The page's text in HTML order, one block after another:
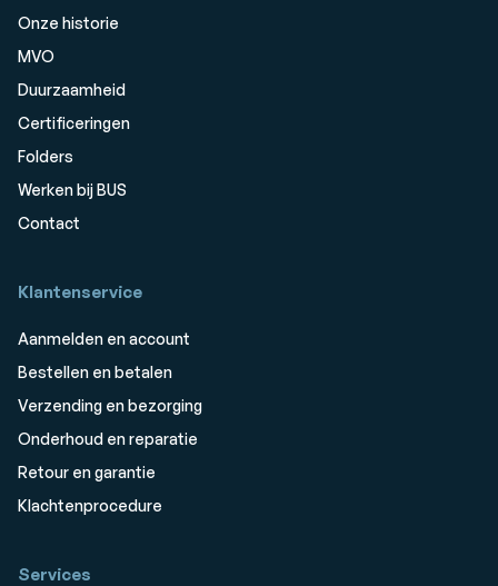
Onze historie
MVO
Duurzaamheid
Certificeringen
Folders
Werken bij BUS
Contact
Klantenservice
Aanmelden en account
Bestellen en betalen
Verzending en bezorging
Onderhoud en reparatie
Retour en garantie
Klachtenprocedure
Services